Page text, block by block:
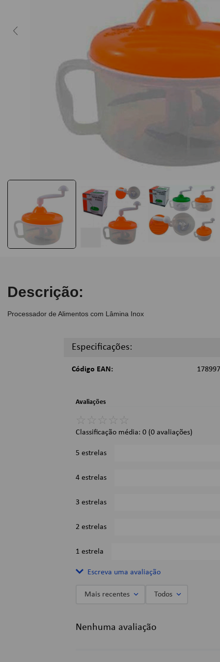
Descrição:
Processador de Alimentos com Lâmina Inox
Especificações:
Código EAN:
Avaliações
☆ ☆ ☆ ☆ ☆
Classificação média: 0 (0 avaliações)
5 estrelas
4 estrelas
3 estrelas
2 estrelas
1 estrela
Escreva uma avaliação
Título
Mais recentes Todos
Nenhuma avaliação
caderno